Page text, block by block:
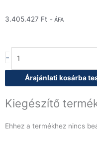
3.405.427 Ft + ÁFA
-
QT90PCV/IND800
indukciós
főzőlap,
szekrényen
Árajánlati kosárba
Kiegészítő
Ehhez a termékhez nincs